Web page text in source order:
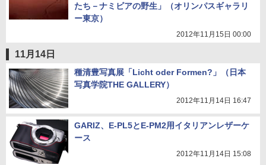
たち－ナミビアの野生」（オリンパスギャラリ
ー東京）
2012年11月15日 00:00
11月14日
種清豊写真展「Licht oder Formen?」（日本
写真学院THE GALLERY）
2012年11月14日 16:47
GARIZ、E-PL5とE-PM2用イタリアンレザーケ
ース
2012年11月14日 15:08